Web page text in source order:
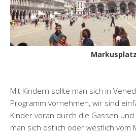
Markusplatz
Mit Kindern sollte man sich in
Programm vornehmen, wir sind
Kinder voran durch die Gassen
man sich östlich oder westlich vom